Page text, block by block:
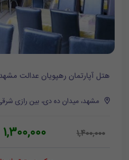
هتل آپارتمان رهپویان عدالت مشهد
مشهد، میدان ده دی، بین رازی شرقی 1
1,400,000
1,300,000